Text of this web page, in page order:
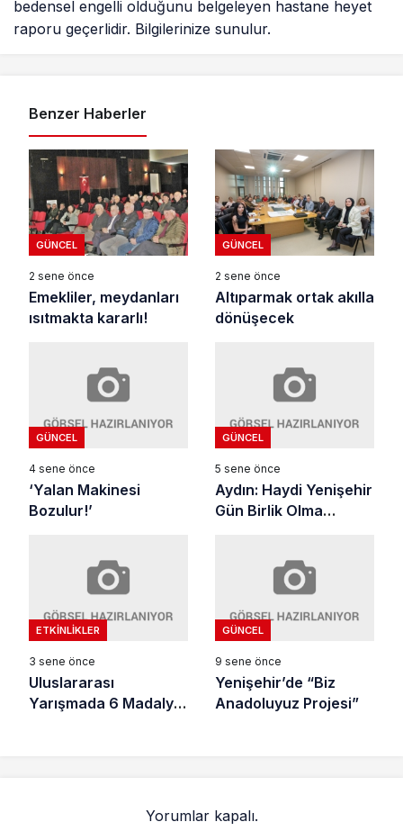
bedensel engelli olduğunu belgeleyen hastane heyet
raporu geçerlidir. Bilgilerinize sunulur.
Benzer Haberler
GÜNCEL
2 sene önce
Emekliler, meydanları
ısıtmakta kararlı!
GÜNCEL
2 sene önce
Altıparmak ortak akılla
dönüşecek
GÜNCEL
4 sene önce
‘Yalan Makinesi
Bozulur!’
GÜNCEL
5 sene önce
Aydın: Haydi Yenişehir
Gün Birlik Olma
ETKINLIKLER
3 sene önce
Uluslararası
Yarışmada 6 Madalya
GÜNCEL
9 sene önce
Yenişehir’de “Biz
Anadoluyuz Projesi”
Yorumlar kapalı.